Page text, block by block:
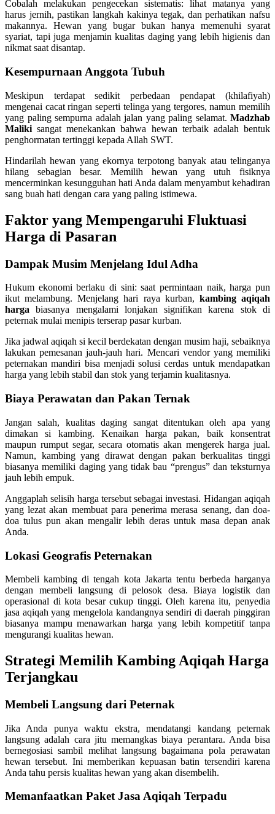
Cobalah melakukan pengecekan sistematis: lihat matanya yang
harus jernih, pastikan langkah kakinya tegak, dan perhatikan nafsu
makannya. Hewan yang bugar bukan hanya memenuhi syarat
syariat, tapi juga menjamin kualitas daging yang lebih higienis dan
nikmat saat disantap.
Kesempurnaan Anggota Tubuh
Meskipun terdapat sedikit perbedaan pendapat (khilafiyah)
mengenai cacat ringan seperti telinga yang tergores, namun memilih
yang paling sempurna adalah jalan yang paling selamat. Madzhab
Maliki sangat menekankan bahwa hewan terbaik adalah bentuk
penghormatan tertinggi kepada Allah SWT.
Hindarilah hewan yang ekornya terpotong banyak atau telinganya
hilang sebagian besar. Memilih hewan yang utuh fisiknya
mencerminkan kesungguhan hati Anda dalam menyambut kehadiran
sang buah hati dengan cara yang paling istimewa.
Faktor yang Mempengaruhi Fluktuasi
Harga di Pasaran
Dampak Musim Menjelang Idul Adha
Hukum ekonomi berlaku di sini: saat permintaan naik, harga pun
ikut melambung. Menjelang hari raya kurban, kambing aqiqah
harga biasanya mengalami lonjakan signifikan karena stok di
peternak mulai menipis terserap pasar kurban.
Jika jadwal aqiqah si kecil berdekatan dengan musim haji, sebaiknya
lakukan pemesanan jauh-jauh hari. Mencari vendor yang memiliki
peternakan mandiri bisa menjadi solusi cerdas untuk mendapatkan
harga yang lebih stabil dan stok yang terjamin kualitasnya.
Biaya Perawatan dan Pakan Ternak
Jangan salah, kualitas daging sangat ditentukan oleh apa yang
dimakan si kambing. Kenaikan harga pakan, baik konsentrat
maupun rumput segar, secara otomatis akan mengerek harga jual.
Namun, kambing yang dirawat dengan pakan berkualitas tinggi
biasanya memiliki daging yang tidak bau “prengus” dan teksturnya
jauh lebih empuk.
Anggaplah selisih harga tersebut sebagai investasi. Hidangan aqiqah
yang lezat akan membuat para penerima merasa senang, dan doa-
doa tulus pun akan mengalir lebih deras untuk masa depan anak
Anda.
Lokasi Geografis Peternakan
Membeli kambing di tengah kota Jakarta tentu berbeda harganya
dengan membeli langsung di pelosok desa. Biaya logistik dan
operasional di kota besar cukup tinggi. Oleh karena itu, penyedia
jasa aqiqah yang mengelola kandangnya sendiri di daerah pinggiran
biasanya mampu menawarkan harga yang lebih kompetitif tanpa
mengurangi kualitas hewan.
Strategi Memilih Kambing Aqiqah Harga
Terjangkau
Membeli Langsung dari Peternak
Jika Anda punya waktu ekstra, mendatangi kandang peternak
langsung adalah cara jitu memangkas biaya perantara. Anda bisa
bernegosiasi sambil melihat langsung bagaimana pola perawatan
hewan tersebut. Ini memberikan kepuasan batin tersendiri karena
Anda tahu persis kualitas hewan yang akan disembelih.
Memanfaatkan Paket Jasa Aqiqah Terpadu